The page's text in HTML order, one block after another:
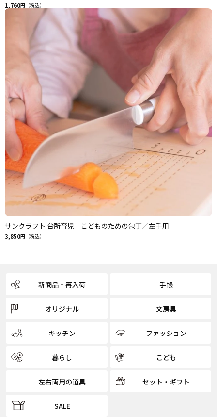
1,760円（税込）
サンクラフト 台所育児 こどものための包丁／左手用
3,850円（税込）
新商品・再入荷 手帳
オリジナル 文房具
キッチン ファッション
暮らし こども
左右両用の道具 セット・ギフト
SALE